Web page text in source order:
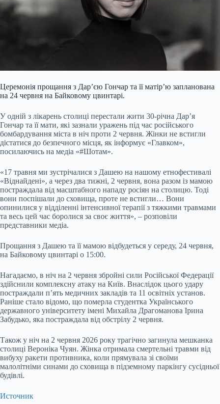
Церемонія прощання з Дарʼєю Гончар та її матір’ю запланована
на 24 червня на Байковому цвинтарі.
У одній з лікарень столиці перестали жити 30-річна Дарʼя
Гончар та її мати, які зазнали уражень під час російського
бомбардування міста в ніч проти 2 червня. Жінки не встигли
дістатися до безпечного місця, як інформує «Главком»,
посилаючись на медіа «#Шотам».
«17 травня ми зустрічалися з Дашею на нашому етнофестивалі
«Віднайдені», а через два тижні, 2 червня, вона разом із мамою
постраждала від масштабного нападу росіян на столицю. Тоді
вони поспішали до сховища, проте не встигли… Вони
опинилися у відділенні інтенсивної терапії з тяжкими травмами
та весь цей час боролися за своє життя», – розповіли
представники медіа.
Прощання з Дашею та її мамою відбудеться у середу, 24 червня,
на Байковому цвинтарі о 15:00.
Нагадаємо, в ніч на 2 червня збройні сили Російської Федерації
здійснили комплексну атаку на Київ. Внаслідок цього удару
постраждали п’ять медичних закладів та 11 освітніх установ.
Раніше стало відомо, що померла студентка Українського
державного університету імені Михайла Драгоманова Ірина
Забудько, яка постраждала від обстрілу 2 червня.
Також у ніч на 2 червня 2026 року трагічно загинула мешканка
столиці Вероніка Чуян. Жінка отримала смертельні травми від
вибуху ракети противника, коли прямувала зі своїми
малолітніми синами до сховища в підземному паркінгу сусідньої
будівлі.
Источник